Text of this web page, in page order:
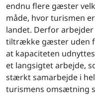
endnu flere gæster
måde, hvor turismen
landet. Derfor
tiltrække gæster uden
at kapaciteten
et langsigtet arbejde,
stærkt samarbejde i
turismens omsætning